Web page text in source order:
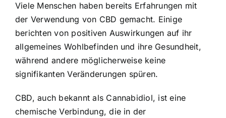
Viele Menschen haben bereits Erfahrungen mit
der Verwendung von CBD gemacht. Einige
berichten von positiven Auswirkungen auf ihr
allgemeines Wohlbefinden und ihre Gesundheit,
während andere möglicherweise keine
signifikanten Veränderungen spüren.
CBD, auch bekannt als Cannabidiol, ist eine
chemische Verbindung, die in der